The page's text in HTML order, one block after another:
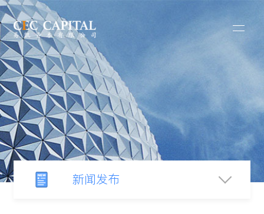
新闻发布